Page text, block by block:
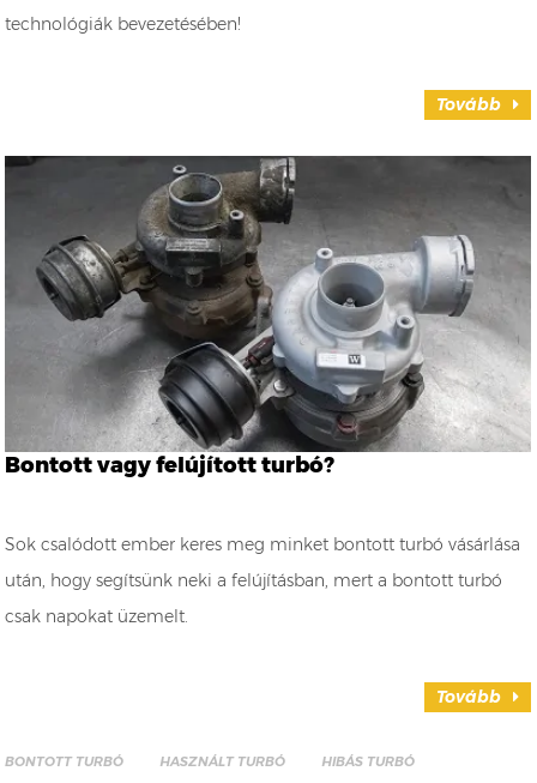
technológiák bevezetésében!
Tovább
Bontott vagy felújított turbó?
Sok csalódott ember keres meg minket bontott turbó vásárlása
után, hogy segítsünk neki a felújításban, mert a bontott turbó
csak napokat üzemelt.
Tovább
BONTOTT TURBÓ HASZNÁLT TURBÓ
HIBÁS TURBÓ